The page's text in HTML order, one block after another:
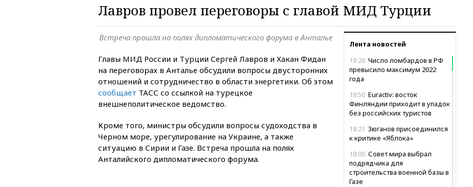
Лавров провел переговоры с главой МИД Турции
Лента новостей
19:20 Число ломбардов в РФ
превысило максимум 2022
года
18:50 Euractiv: восток
Финляндии приходит в упадок
без российских туристов
18:21 Зюганов присоединился
к критике «Яблока»
18:00 Совет мира выбрал
подрядчика для
строительства военной базы в
Газе
Встреча прошла на полях дипломатического форума в Анталье
Главы МИД России и Турции Сергей Лавров и Хакан Фидан
на переговорах в Анталье обсудили вопросы двусторонних
отношений и сотрудничество в области энергетики. Об этом
сообщает ТАСС со ссылкой на турецкое
внешнеполитическое ведомство.
Кроме того, министры обсудили вопросы судоходства в
Черном море, урегулирование на Украине, а также
ситуацию в Сирии и Газе. Встреча прошла на полях
Анталийского дипломатического форума.